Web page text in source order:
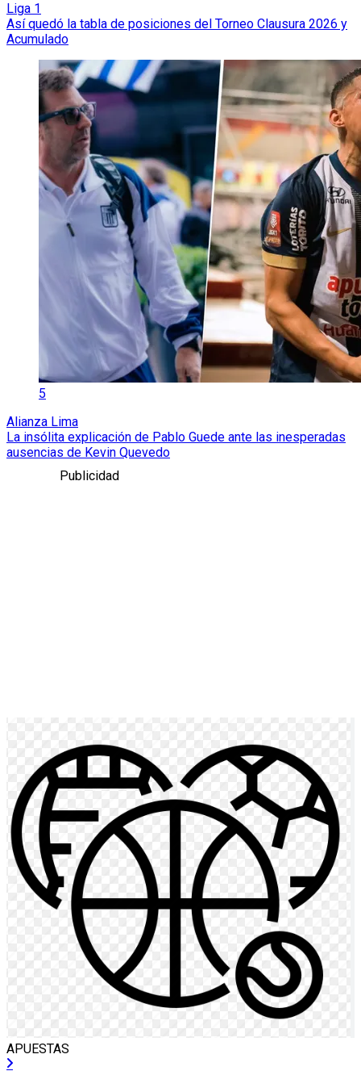
Liga 1
Así quedó la tabla de posiciones del Torneo Clausura 2026 y
Acumulado
5
Alianza Lima
La insólita explicación de Pablo Guede ante las inesperadas
ausencias de Kevin Quevedo
Publicidad
APUESTAS